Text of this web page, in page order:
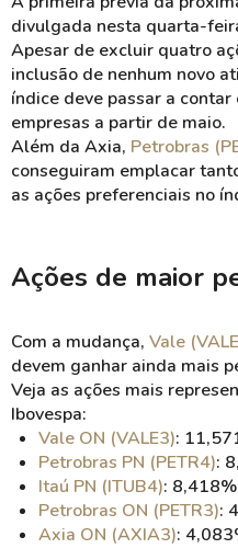
divulgada nesta quarta-
Apesar de excluir quatro
inclusão de nenhum novo
índice deve passar a
empresas a partir de maio.
Além da Axia, Petrobras
conseguiram emplacar
as ações preferenciais no
Ações de maior
Com a mudança, Vale
devem ganhar ainda mais
Veja as ações mais
Ibovespa:
Vale ON (VALE3):
Petrobras PN (PETR4):
Itaú PN (ITUB4):
Petrobras ON (PETR3):
Axia ON (AXIA3):